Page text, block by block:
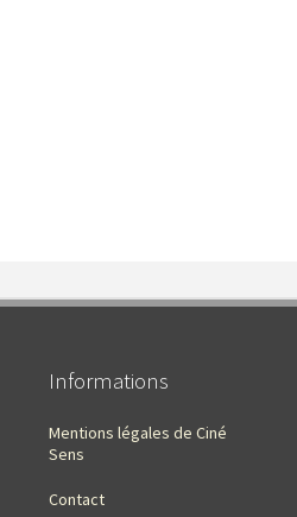
Informations
Mentions légales de Ciné
Sens
Contact